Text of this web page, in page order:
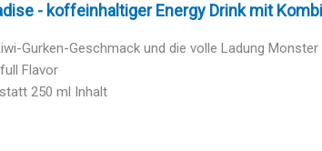
- koffeinhaltiger Energy Drink mit
Gurken-Geschmack und die volle Ladung Monster
Flavor
250 ml Inhalt